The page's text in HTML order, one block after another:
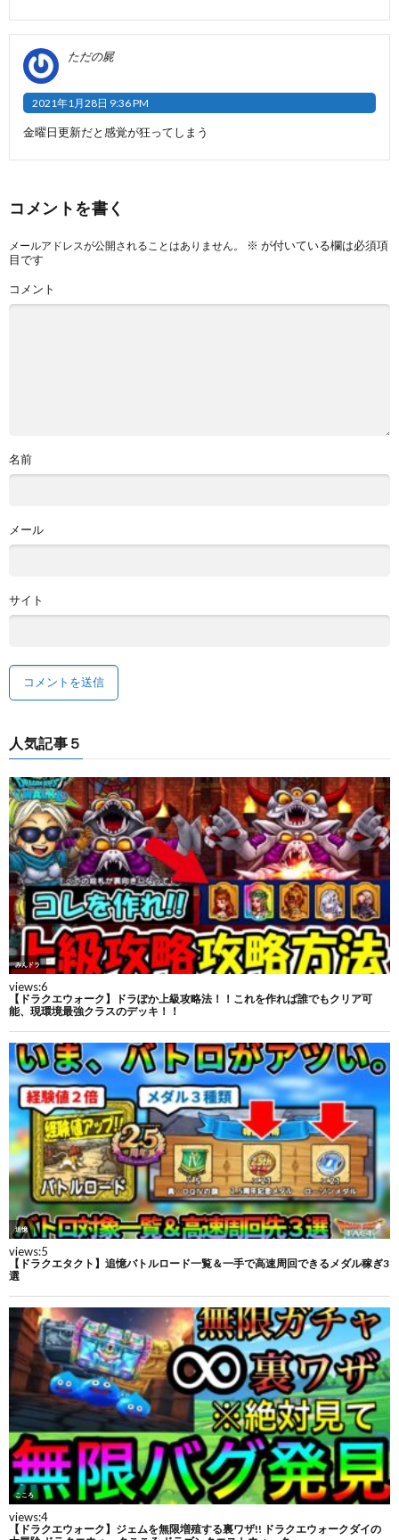
ただの屍
2021年1月28日 9:36 PM
金曜日更新だと感覚が狂ってしまう
コメントを書く
メールアドレスが公開されることはありません。 ※ が付いている欄は必須項
目です
コメント
名前
メール
サイト
人気記事５